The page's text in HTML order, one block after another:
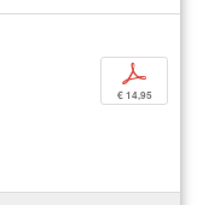
p
€ 14,95